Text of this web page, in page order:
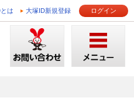
は 大塚ID新規登録 ログイン